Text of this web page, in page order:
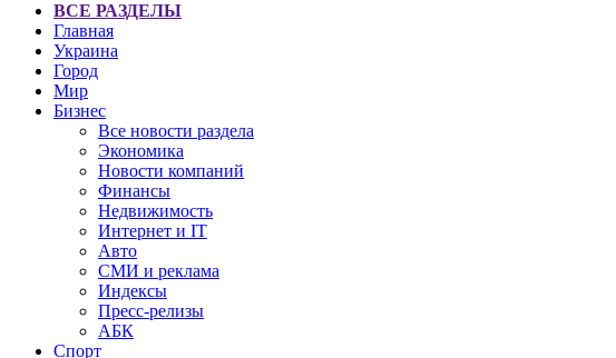
ВСЕ РАЗДЕЛЫ
Главная
Украина
Город
Мир
Бизнес
Все новости раздела
Экономика
Новости компаний
Финансы
Недвижимость
Интернет и IT
Авто
СМИ и реклама
Индексы
Пресс-релизы
АБК
Спорт